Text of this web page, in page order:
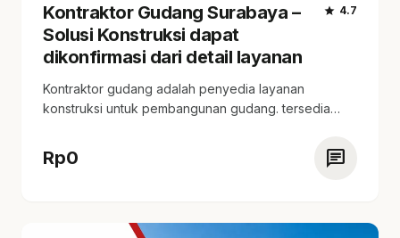
Kontraktor Gudang Surabaya –
Solusi Konstruksi dapat
dikonfirmasi dari detail layanan
star 4.7
Kontraktor gudang adalah penyedia layanan
konstruksi untuk pembangunan gudang. tersedia
Rp0 chat